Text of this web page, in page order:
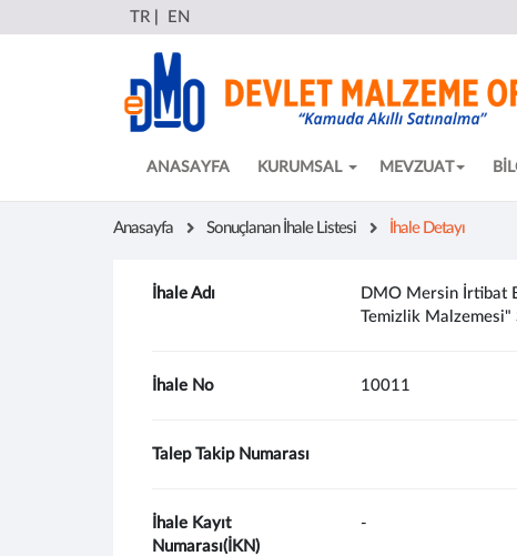
TR EN
ANASAYFA KURUMSAL MEVZUAT
Anasayfa Sonuçlanan İhale Listesi İhale Detayı
İhale Adı
DMO Mersin İrtibat
Temizlik Malzemesi"
İhale No 10011
Talep Takip Numarası
İhale Kayıt
Numarası(İKN)
-